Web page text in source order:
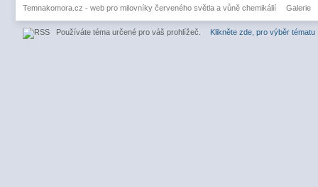
Temnakomora.cz - web pro milovníky červeného světla a vůně chemikálií Galerie
Používáte téma určené pro váš prohlížeč. Klikněte zde, pro výběr tématu